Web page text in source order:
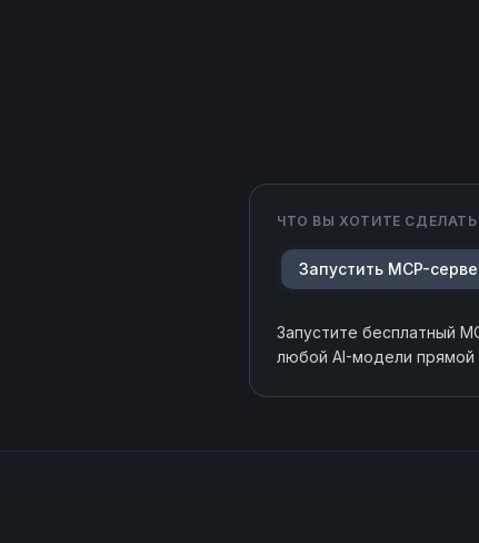
ЧТО ВЫ ХОТИТЕ СДЕЛАТЬ
Запустить MCP-
Запустите бесплатный
любой AI-модели прямой